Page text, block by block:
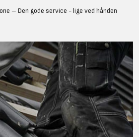
– Den gode service - lige ved hånden